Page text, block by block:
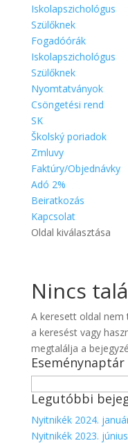
Iskolapszichológus
Szülőknek
Fogadóórák
Iskolapszichológus
Szülőknek
Nyomtatványok
Csöngetési rend
SK
Školský poriadok
Zmluvy
Faktúry/Objednávky
Adó 2%
Beiratkozás
Kapcsolat
Oldal kiválasztása
Nincs
A keresett oldal
a keresést vagy
megtalálja a
Eseménynaptár
Legutóbbi
Nyitnikék 2024.
Nyitnikék 2023. június